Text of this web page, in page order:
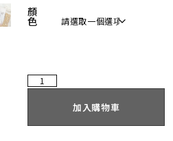
顏
色
加入購物車